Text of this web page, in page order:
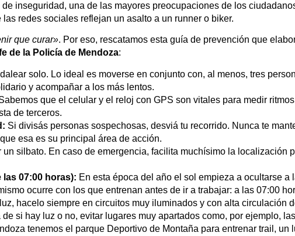
inseguridad, una de las mayores preocupaciones de los
redes sociales reflejan un asalto a un runner o biker.
que curar». Por eso, rescatamos esta guía de prevención que
de la Policía de Mendoza:
solo. Lo ideal es moverse en conjunto con, al menos, tres
y acompañar a los más lentos.
que el celular y el reloj con GPS son vitales para medir
de terceros.
Si divisás personas sospechosas, desviá tu recorrido. Nunca te
esa es su principal área de acción.
un silbato. En caso de emergencia, facilita muchísimo la localización
07:00 horas): En esta época del año el sol empieza a ocultarse a
ocurre con los que entrenan antes de ir a trabajar: a las 07:00
hacelo siempre en circuitos muy iluminados y con alta circulación
de si hay luz o no, evitar lugares muy apartados como, por ejemplo,
tenemos el parque Deportivo de Montaña para entrenar trail, un